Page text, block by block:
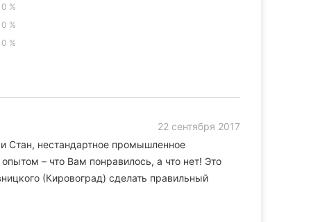
0 %
0 %
0 %
22 сентября 2017
Стан, нестандартное промышленное
– что Вам понравилось, а что нет! Это
(Кировоград) сделать правильный